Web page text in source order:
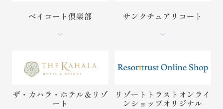
ベイコート倶楽部 サンクチュアリコート
ザ・カハラ・ホテル＆リゾ
ート
リゾートトラストオンライ
ンショップオリジナル